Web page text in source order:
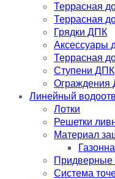
Террасная
Террасная
Грядки ДПК
Аксессуары
Террасная
Ступени ДПК
Ограждения
Линейный
Лотки
Решетки
Материал
Придверные
Система